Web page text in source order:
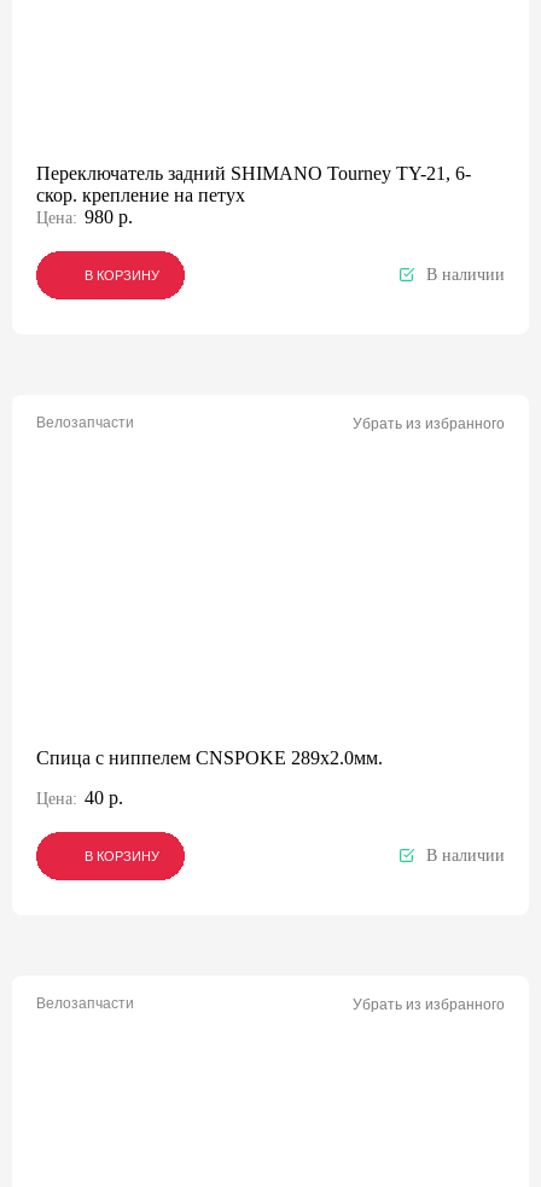
Переключатель задний SHIMANO Tourney TY-21, 6-
скор. крепление на петух
Цена: 980 р.
В КОРЗИНУ
В КОРЗИНУ
В КОРЗИНУ В наличии
Велозапчасти Убрать из избранного
Спица с ниппелем CNSPOKE 289х2.0мм.
Цена: 40 р.
В КОРЗИНУ
В КОРЗИНУ
В КОРЗИНУ В наличии
Велозапчасти Убрать из избранного